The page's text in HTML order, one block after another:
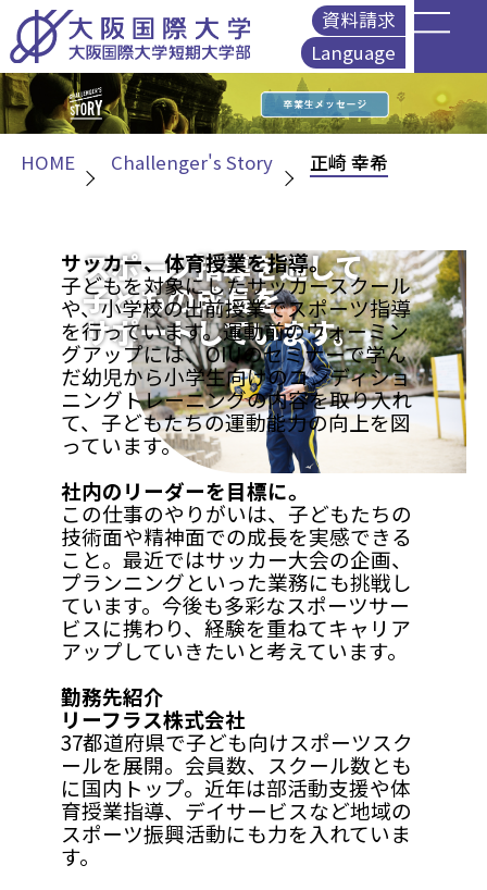
資料請求
Language
English
简体中文
繁體中文
HOME Challenger's Story 正崎 幸希
スポーツ指導を通して
子どもの成長を
サポートしています。
サッカー、体育授業を指導。
子どもを対象にしたサッカースクール
や、小学校の出前授業でスポーツ指導
を行っています。運動前のウォーミン
グアップには、OIUのセミナーで学ん
だ幼児から小学生向けのコンディショ
ニングトレーニングの内容を取り入れ
て、子どもたちの運動能力の向上を図
っています。
社内のリーダーを目標に。
この仕事のやりがいは、子どもたちの
技術面や精神面での成長を実感できる
こと。最近ではサッカー大会の企画、
プランニングといった業務にも挑戦し
ています。今後も多彩なスポーツサー
ビスに携わり、経験を重ねてキャリア
アップしていきたいと考えています。
勤務先紹介
リーフラス株式会社
37都道府県で子ども向けスポーツスク
ールを展開。会員数、スクール数とも
に国内トップ。近年は部活動支援や体
育授業指導、デイサービスなど地域の
スポーツ振興活動にも力を入れていま
す。